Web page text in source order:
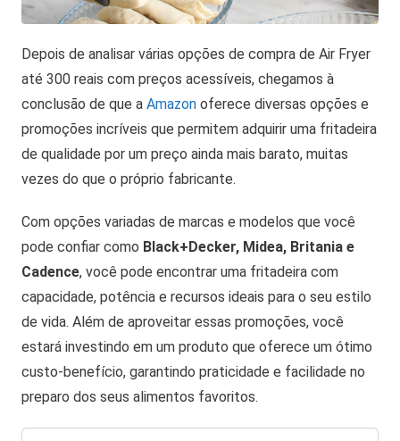
Depois de analisar várias opções de compra de Air Fryer
até 300 reais com preços acessíveis, chegamos à
conclusão de que a Amazon oferece diversas opções e
promoções incríveis que permitem adquirir uma fritadeira
de qualidade por um preço ainda mais barato, muitas
vezes do que o próprio fabricante.
Com opções variadas de marcas e modelos que você
pode confiar como Black+Decker, Midea, Britania e
Cadence, você pode encontrar uma fritadeira com
capacidade, potência e recursos ideais para o seu estilo
de vida. Além de aproveitar essas promoções, você
estará investindo em um produto que oferece um ótimo
custo-benefício, garantindo praticidade e facilidade no
preparo dos seus alimentos favoritos.